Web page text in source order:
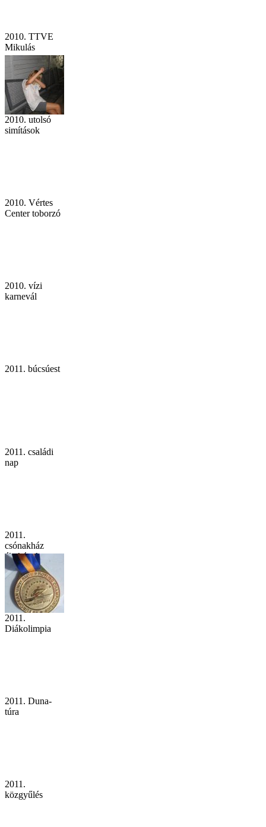
2010. TTVE
Mikulás
2010. utolsó
simítások
2010. Vértes
Center toborzó
2010. vízi
karnevál
2011. búcsúest
2011. családi
nap
2011.
csónakház
életképek
2011.
Diákolimpia
2011. Duna-
túra
2011.
közgyűlés